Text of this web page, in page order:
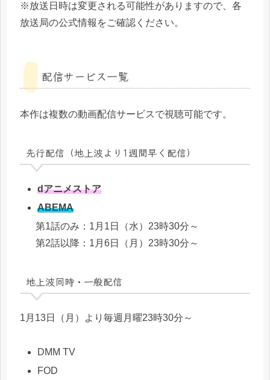
※放送日時は変更される可能性がありますので、各
放送局の公式情報をご確認ください。
配信サービス一覧
本作は複数の動画配信サービスで視聴可能です。
先行配信（地上波より1週間早く配信）
dアニメストア
ABEMA
第1話のみ：1月1日（水）23時30分～
第2話以降：1月6日（月）23時30分～
地上波同時・一般配信
1月13日（月）より毎週月曜23時30分～
DMM TV
FOD